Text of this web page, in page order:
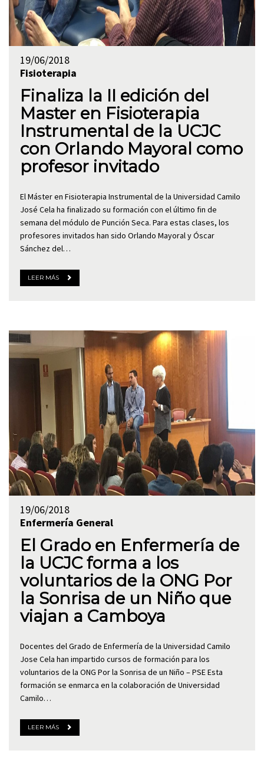
19/06/2018
Fisioterapia
Finaliza la II edición del
Master en Fisioterapia
Instrumental de la UCJC
con Orlando Mayoral como
profesor invitado
El Máster en Fisioterapia Instrumental de la Universidad Camilo
José Cela ha finalizado su formación con el último fin de
semana del módulo de Punción Seca. Para estas clases, los
profesores invitados han sido Orlando Mayoral y Óscar
Sánchez del…
LEER MÁS
19/06/2018
Enfermería General
El Grado en Enfermería de
la UCJC forma a los
voluntarios de la ONG Por
la Sonrisa de un Niño que
viajan a Camboya
Docentes del Grado de Enfermería de la Universidad Camilo
Jose Cela han impartido cursos de formación para los
voluntarios de la ONG Por la Sonrisa de un Niño – PSE Esta
formación se enmarca en la colaboración de Universidad
Camilo…
LEER MÁS